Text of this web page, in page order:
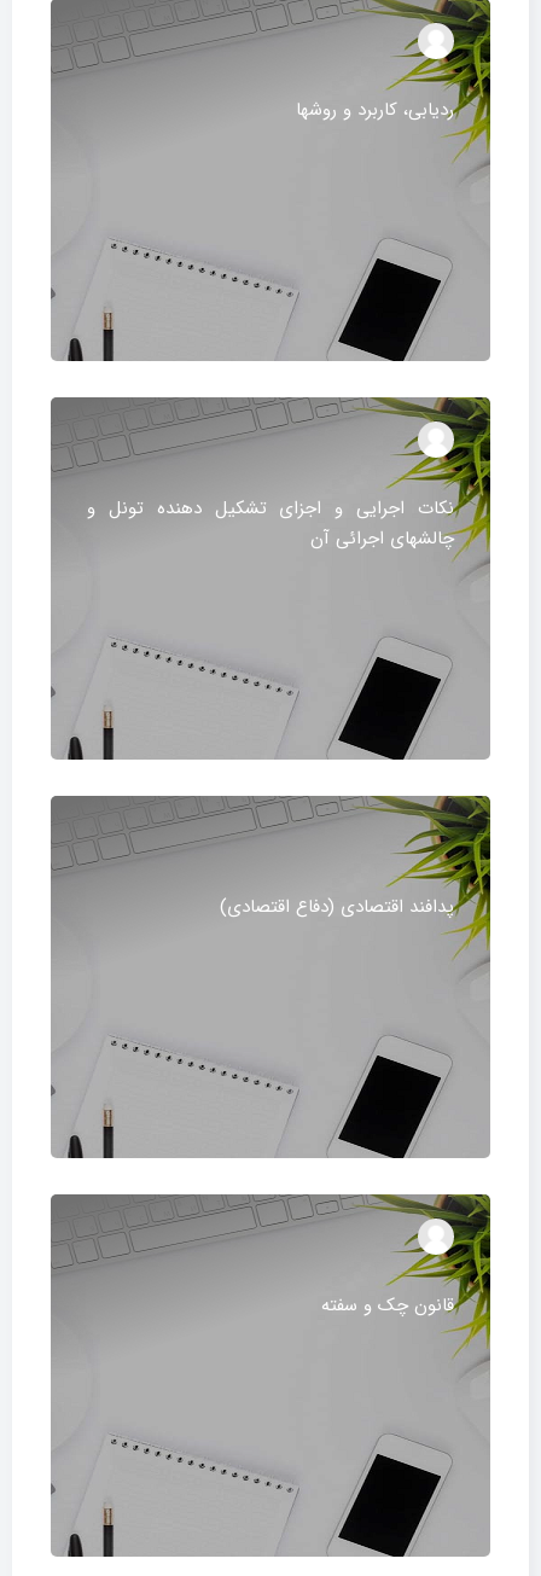
ردیابی، كاربرد و روشها
نکات اجرایی و اجزای تشکیل دهنده تونل و
چالشهای اجرائی آن
پدافند اقتصادی (دفاع اقتصادی)
قانون چک و سفته